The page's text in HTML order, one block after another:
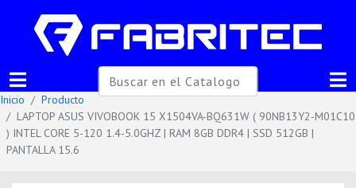
Inicio
Producto
LAPTOP ASUS VIVOBOOK 15 X1504VA-BQ631W ( 90NB13Y2-M01C10
) INTEL CORE 5-120 1.4-5.0GHZ | RAM 8GB DDR4 | SSD 512GB |
PANTALLA 15.6